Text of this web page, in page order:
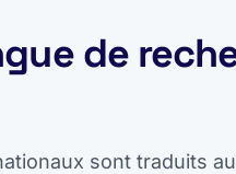
de
sont traduits